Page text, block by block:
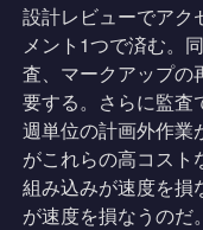
設計レビューでアク
メント1つで済む。
査、マークアップの
要する。さらに監査
週単位の計画外作業
がこれらの高コスト
組み込みが速度を損
が速度を損なうのだ。